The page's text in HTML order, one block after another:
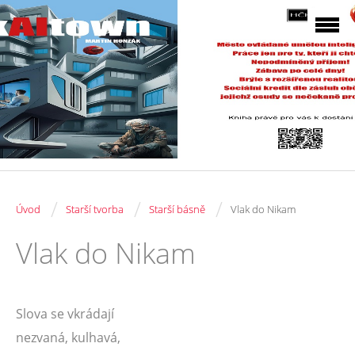
Úvod / Starší tvorba / Starší básně / Vlak do Nikam
Vlak do Nikam
Slova se vkrádají
nezvaná, kulhavá,